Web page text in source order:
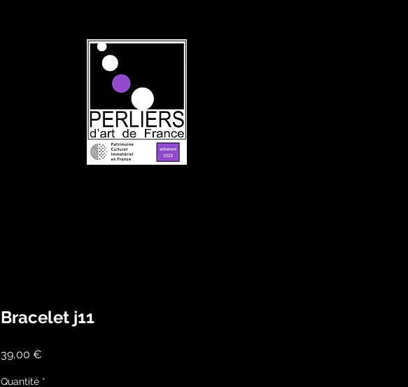
Bracelet j11
39,00 €
Quantité *